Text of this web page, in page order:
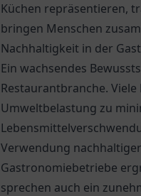
Küchen repräsentieren,
bringen Menschen
Nachhaltigkeit in der
Ein wachsendes
Restaurantbranche.
Umweltbelastung zu
Verwendung
Gastronomiebetriebe
sprechen auch ein